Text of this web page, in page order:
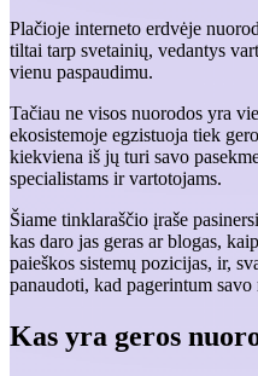
Plačioje interneto erdvėje
tiltai tarp svetainių, vedantys
vienu paspaudimu.
Tačiau ne visos nuorodos yra
ekosistemoje egzistuoja tiek
kiekviena iš jų turi savo
specialistams ir vartotojams.
Šiame tinklaraščio įraše
kas daro jas geras ar blogas,
paieškos sistemų pozicijas, ir,
panaudoti, kad pagerintum savo
Kas yra geros